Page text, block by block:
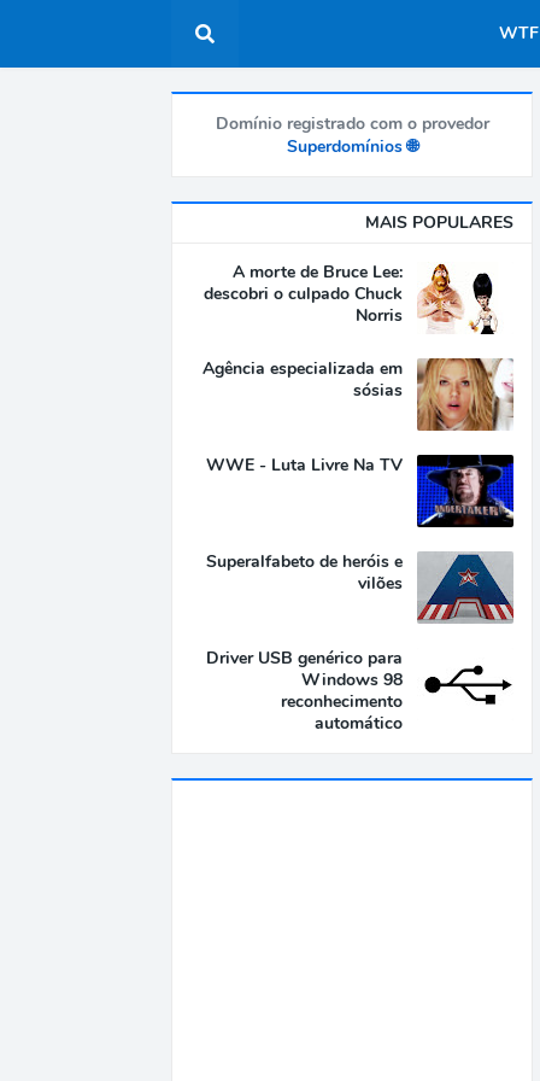
WTF
Domínio registrado com o provedor
🌐 Superdomínios
MAIS POPULARES
A morte de Bruce Lee:
descobri o culpado Chuck
Norris
Agência especializada em
sósias
WWE - Luta Livre Na TV
Superalfabeto de heróis e
vilões
Driver USB genérico para
Windows 98
reconhecimento
automático